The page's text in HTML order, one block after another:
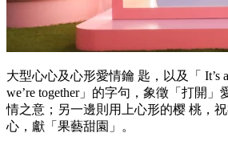
大型心心及心形愛情鑰 匙，以及「 It’s
we’re together」的字句，象徵「打開
情之意；另一邊則用上心形的樱 桃，
心，獻「果藝甜園」。